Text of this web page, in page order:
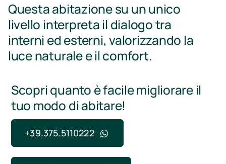
Questa abitazione su un unico
livello interpreta il dialogo tra
interni ed esterni, valorizzando la
luce naturale e il comfort.
Scopri quanto è facile migliorare il
tuo modo di abitare!
+39.375.5110222